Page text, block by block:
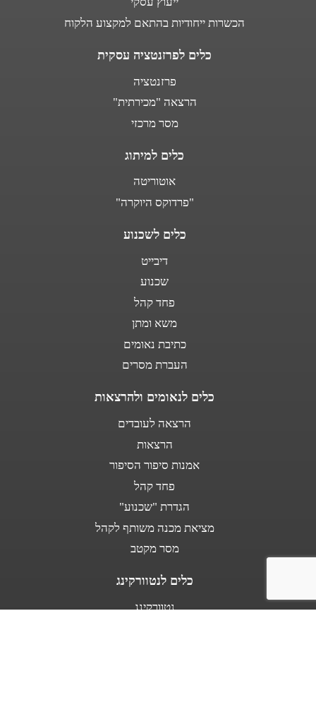
הכשרות ייחודיות בהתאם למקצוע הלקוח
כלים לפרזנטציה עסקית
פרזנטציה
הרצאה "מכירתית"
מסר מרכזי
כלים למיתוג
אוטוריטה
"פרדוקס היוקרה"
כלים לשכנוע
דיבייט
שכנוע
פחד קהל
משא ומתן
כתיבת נאומים
העברת מסרים
כלים לנאומים ולהרצאות
הרצאה לעובדים
הרצאות
אמנות סיפור הסיפור
פחד קהל
הגדרת "שכנוע"
מציאת מכנה משותף לקהל
מסר מקטב
כלים לנטוורקינג
נטוורקינג